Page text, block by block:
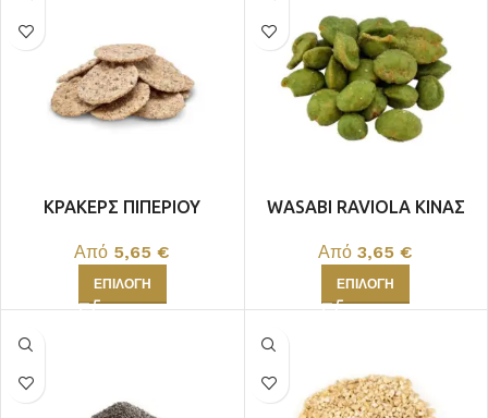
ΚΡΑΚΕΡΣ ΠΙΠΕΡΙΟΥ
Από 5,65€
ΕΠΙΛΟΓΉ
WASABI RAVIOLA ΚΙΝΑΣ
Από3,65€
ΕΠΙΛΟΓΉ